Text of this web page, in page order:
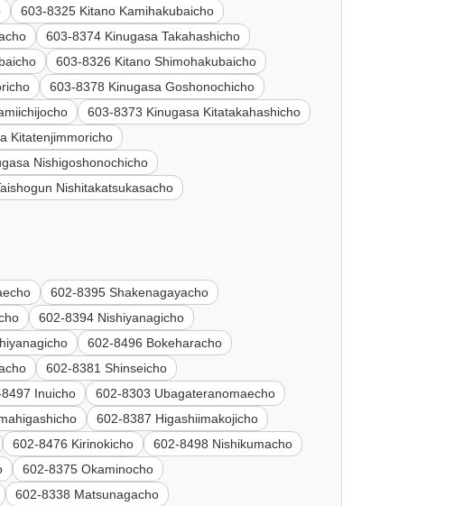
603-8325 Kitano Kamihakubaicho
603-8374 Kinugasa Takahashicho
603-8326 Kitano Shimohakubaicho
603-8378 Kinugasa Goshonochicho
603-8373 Kinugasa Kitatakahashicho
Kitatenjimmoricho
Nishigoshonochicho
Nishitakatsukasacho
602-8395 Shakenagayacho
602-8394 Nishiyanagicho
602-8496 Bokeharacho
602-8381 Shinseicho
Inuicho
602-8303 Ubagateranomaecho
602-8387 Higashiimakojicho
602-8476 Kirinokicho
602-8498 Nishikumacho
602-8375 Okaminocho
602-8338 Matsunagacho